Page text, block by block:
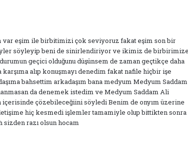
var eşim ile birbitimizi çok seviyoruz fakat eşim son bir
söyleyip beni de sinirlendiriyor ve ikimiz de birbirimize
geçici olduğunu düşünsem de zaman geçtikçe daha
alıp konuşmayı denedim fakat nafile hiçbir işe
bahsettim arkadaşım bana medyum Medyum Saddam
da denemek istedim ve Medyum Saddam Ali
içerisinde çözebileceğiini söyledi Benim de onyım üzerine
hiç kesmedi işlemler tamamiyle olup bittikten sonra
razı olsun hocam